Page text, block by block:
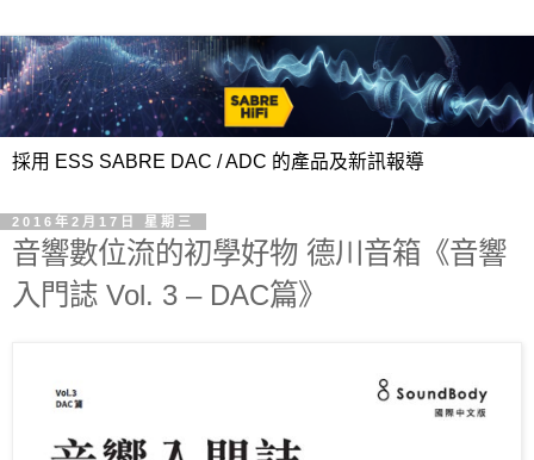
採用 ESS SABRE DAC / ADC 的產品及新訊報導
2016年2月17日 星期三
音響數位流的初學好物 德川音箱《音響
入門誌 Vol. 3 – DAC篇》